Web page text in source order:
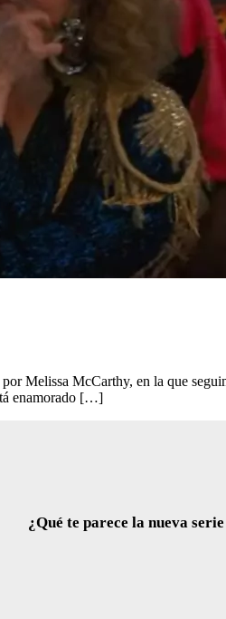
Melissa McCarthy, en la que
enamorado […]
¿Qué te parece la nueva